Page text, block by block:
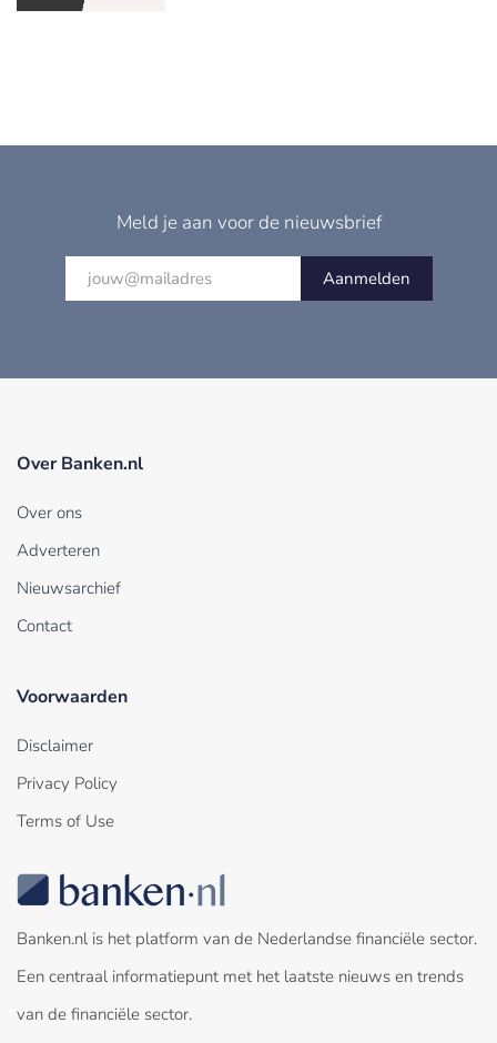
Meld je aan voor de nieuwsbrief
Aanmelden
Over Banken.nl
Over ons
Adverteren
Nieuwsarchief
Contact
Voorwaarden
Disclaimer
Privacy Policy
Terms of Use
Banken.nl is het platform van de Nederlandse financiële sector.
Een centraal informatiepunt met het laatste nieuws en trends
van de financiële sector.